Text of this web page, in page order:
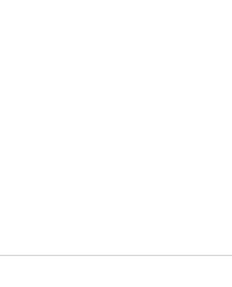
B.V. | Design by